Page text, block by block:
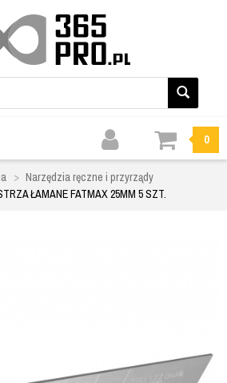
0
Narzędzia ręczne i przyrządy
ŁAMANE FATMAX 25MM 5 SZT.